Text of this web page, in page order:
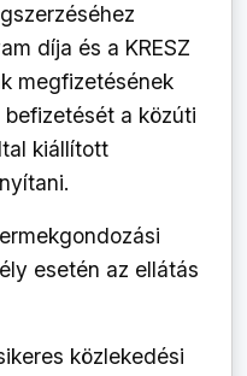
díja és a KRESZ
megfizetésének
a közúti
kiállított
esetén az ellátás
közlekedési